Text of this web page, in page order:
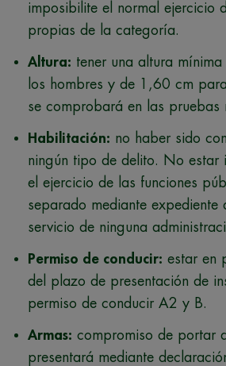
imposibilite el normal ejercicio
propias de la categoría.
Altura: tener una altura
los hombres y de 1,60 cm
se comprobará en las pruebas
Habilitación: no haber sido
ningún tipo de delito. No estar
el ejercicio de las funciones
separado mediante expediente
servicio de ninguna
Permiso de conducir: estar en
del plazo de presentación de
permiso de conducir A2 y B.
Armas: compromiso de portar
presentará mediante